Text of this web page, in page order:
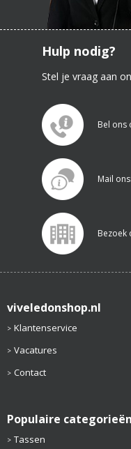
Hulp nodig?
Stel je vraag aan
Bel ons
Mail
Bezoek
viveledonshop.nl
Klantenservice
Vacatures
Contact
Populaire categorieën
Tassen